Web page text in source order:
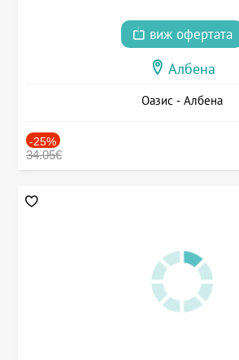
виж офертата
Албена
Оазис - Албена
-25%
34.05€